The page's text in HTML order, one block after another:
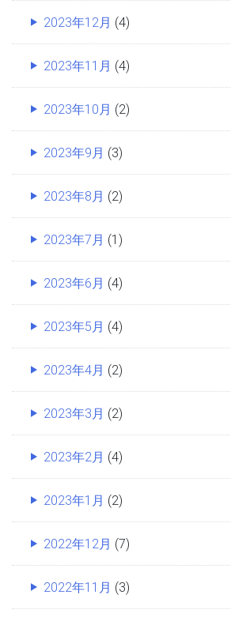
2023年12月 (4)
2023年11月 (4)
2023年10月 (2)
2023年9月 (3)
2023年8月 (2)
2023年7月 (1)
2023年6月 (4)
2023年5月 (4)
2023年4月 (2)
2023年3月 (2)
2023年2月 (4)
2023年1月 (2)
2022年12月 (7)
2022年11月 (3)